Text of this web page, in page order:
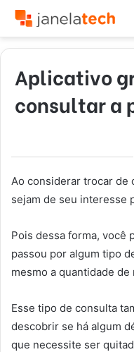
Aplicativo
consultar a
Ao considerar trocar de
sejam de seu interesse
Pois dessa forma, você
passou por algum tipo
mesmo a quantidade
Esse tipo de consulta
descobrir se há algum
que necessite ser